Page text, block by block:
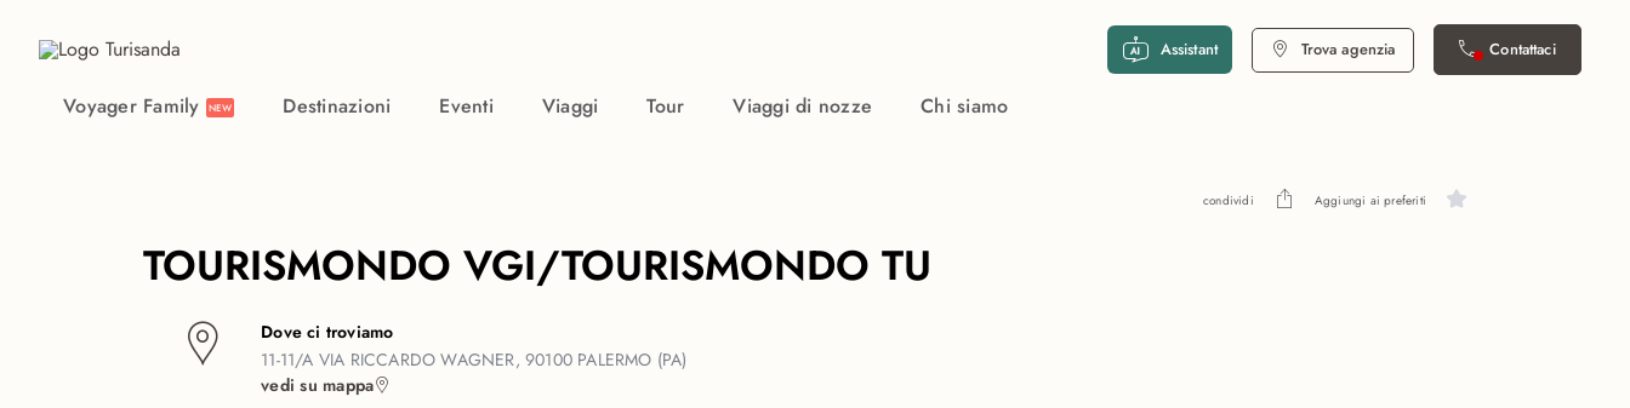
Assistant Trova agenzia Contattaci
Voyager Family NEW Destinazioni Eventi Viaggi Tour Viaggi di nozze Chi siamo
condividi Aggiungi ai preferiti
TOURISMONDO VGI/TOURISMONDO TU
Dove ci troviamo
11-11/A VIA RICCARDO WAGNER, 90100 PALERMO (PA)
vedi su mappa